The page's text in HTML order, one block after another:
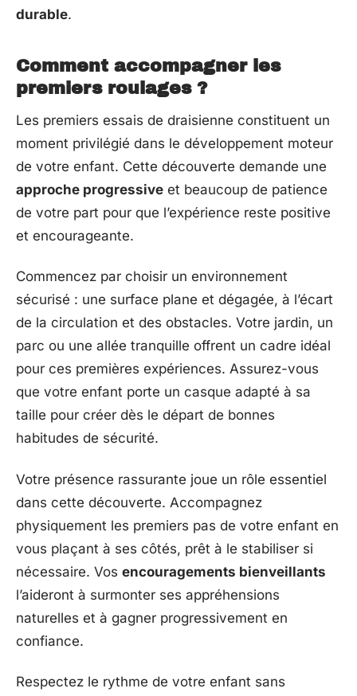
durable.
Comment accompagner les
premiers roulages ?
Les premiers essais de draisienne constituent un
moment privilégié dans le développement moteur
de votre enfant. Cette découverte demande une
approche progressive et beaucoup de patience
de votre part pour que l’expérience reste positive
et encourageante.
Commencez par choisir un environnement
sécurisé : une surface plane et dégagée, à l’écart
de la circulation et des obstacles. Votre jardin, un
parc ou une allée tranquille offrent un cadre idéal
pour ces premières expériences. Assurez-vous
que votre enfant porte un casque adapté à sa
taille pour créer dès le départ de bonnes
habitudes de sécurité.
Votre présence rassurante joue un rôle essentiel
dans cette découverte. Accompagnez
physiquement les premiers pas de votre enfant en
vous plaçant à ses côtés, prêt à le stabiliser si
nécessaire. Vos encouragements bienveillants
l’aideront à surmonter ses appréhensions
naturelles et à gagner progressivement en
confiance.
Respectez le rythme de votre enfant sans